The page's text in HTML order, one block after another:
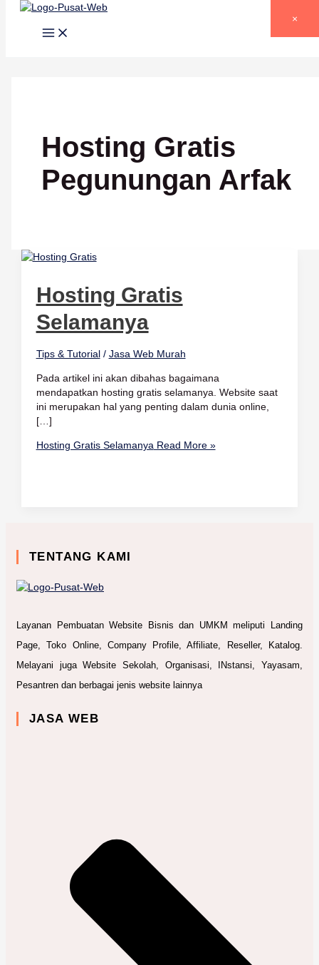
Lewati ke konten
Hosting Gratis
Pegunungan Arfak
Hosting Gratis
Selamanya
Tips & Tutorial/ Jasa Web Murah
Pada artikel ini akan dibahas bagaimana
mendapatkan hosting gratis selamanya. Website saat
ini merupakan hal yang penting dalam dunia online,
[…]
Hosting Gratis SelamanyaRead More »
TENTANG KAMI
Layanan Pembuatan Website Bisnis dan UMKM meliputi Landing
Page, Toko Online, Company Profile, Affiliate, Reseller, Katalog.
Melayani juga Website Sekolah, Organisasi, INstansi, Yayasam,
Pesantren dan berbagai jenis website lainnya
JASA WEB
×